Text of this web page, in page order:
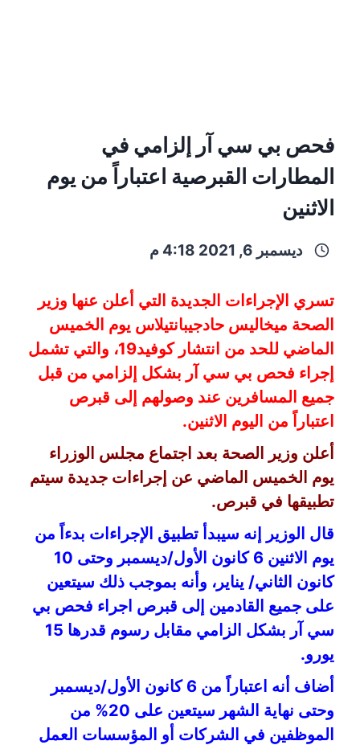
فحص بي سي آر إلزامي في
المطارات القبرصية اعتباراً من يوم
الاثنين
ديسمبر 6, 2021 4:18 م
تسري الإجراءات الجديدة التي أعلن عنها وزير
الصحة ميخاليس حادجيبانتيلاس يوم الخميس
الماضي للحد من انتشار كوفيد19، والتي تشمل
إجراء فحص بي سي آر بشكل إلزامي من قبل
جميع المسافرين عند وصولهم إلى قبرص
اعتباراً من اليوم الاثنين.
أعلن وزير الصحة بعد اجتماع مجلس الوزراء
يوم الخميس الماضي عن إجراءات جديدة سيتم
تطبيقها في قبرص.
قال الوزير إنه سيبدأ تطبيق الإجراءات بدءاً من
يوم الاثنين 6 كانون الأول/ديسمبر وحتى 10
كانون الثاني/ يناير، وأنه بموجب ذلك سيتعين
على جميع القادمين إلى قبرص اجراء فحص بي
سي آر بشكل الزامي مقابل رسوم قدرها 15
يورو.
أضاف أنه اعتباراً من 6 كانون الأول/ديسمبر
وحتى نهاية الشهر سيتعين على 20% من
الموظفين في الشركات أو المؤسسات العمل